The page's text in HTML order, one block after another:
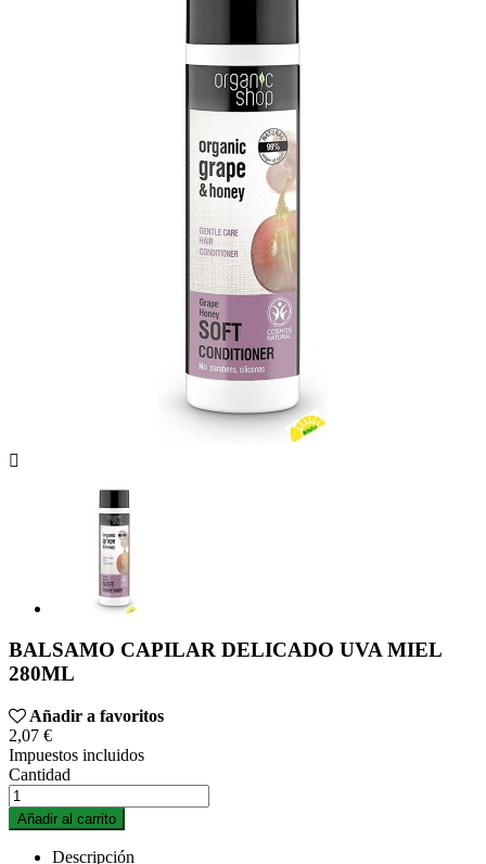

BALSAMO CAPILAR DELICADO UVA MIEL
280ML
Añadir a favoritos
2,07 €
Impuestos incluidos
Cantidad
Añadir al carrito
Descripción